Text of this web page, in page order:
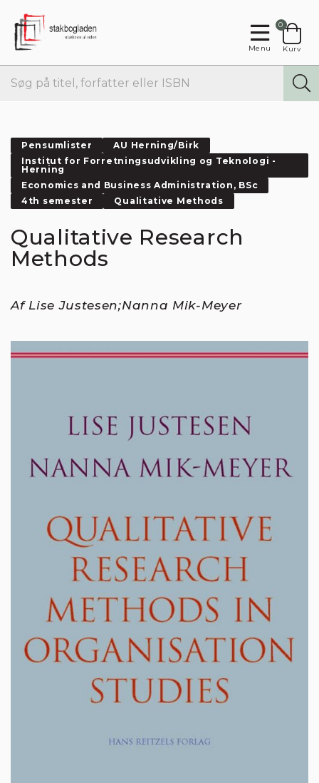
Menu
0
Kurv
Pensumlister
AU Herning/Birk
Institut for Forretningsudvikling og Teknologi -
Herning
Economics and Business Administration, BSc
4th semester
Qualitative Methods
Qualitative Research
Methods
Af Lise Justesen;Nanna Mik-Meyer